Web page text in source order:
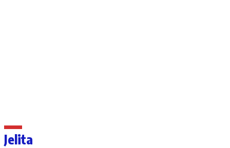
Jelita